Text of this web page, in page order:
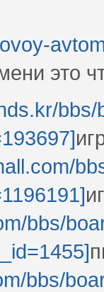
это
bbs/
bbs/
bbs/